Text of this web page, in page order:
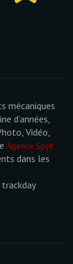
mécaniques
d’années,
Vidéo,
Agence Spyk
dans les